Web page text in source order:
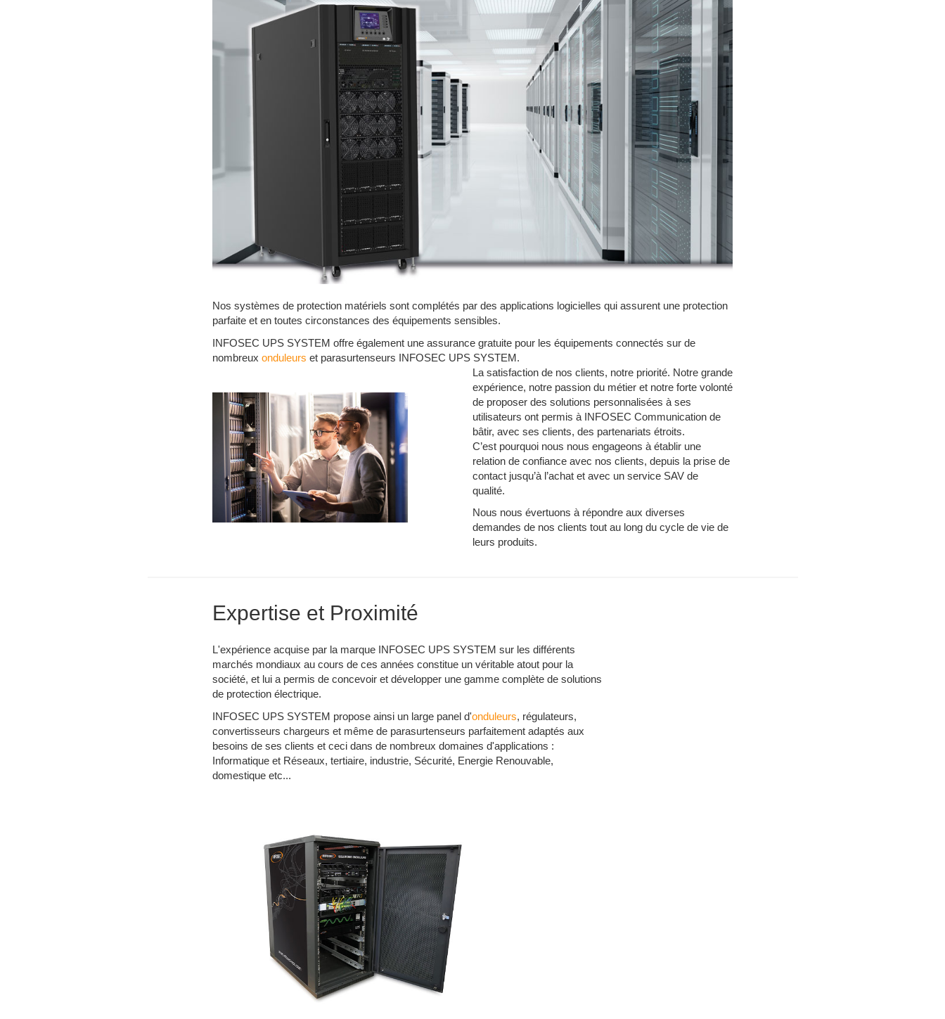
Nos systèmes de protection matériels sont complétés par des applications logicielles qui assurent une protection
parfaite et en toutes circonstances des équipements sensibles.
INFOSEC UPS SYSTEM offre également une assurance gratuite pour les équipements connectés sur de
nombreux onduleurs et parasurtenseurs INFOSEC UPS SYSTEM.
La satisfaction de nos clients, notre priorité. Notre grande
expérience, notre passion du métier et notre forte volonté
de proposer des solutions personnalisées à ses
utilisateurs ont permis à INFOSEC Communication de
bâtir, avec ses clients, des partenariats étroits.
C’est pourquoi nous nous engageons à établir une
relation de confiance avec nos clients, depuis la prise de
contact jusqu’à l’achat et avec un service SAV de
qualité.
Nous nous évertuons à répondre aux diverses
demandes de nos clients tout au long du cycle de vie de
leurs produits.
Expertise et Proximité
L'expérience acquise par la marque INFOSEC UPS SYSTEM sur les différents
marchés mondiaux au cours de ces années constitue un véritable atout pour la
société, et lui a permis de concevoir et développer une gamme complète de solutions
de protection électrique.
INFOSEC UPS SYSTEM propose ainsi un large panel d'onduleurs, régulateurs,
convertisseurs chargeurs et même de parasurtenseurs parfaitement adaptés aux
besoins de ses clients et ceci dans de nombreux domaines d'applications :
Informatique et Réseaux, tertiaire, industrie, Sécurité, Energie Renouvable,
domestique etc...